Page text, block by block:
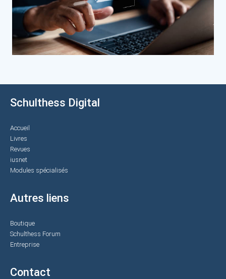
Schulthess Digital
Accueil
Livres
Revues
iusnet
Modules spécialisés
Autres liens
Boutique
Schulthess Forum
Entreprise
Contact